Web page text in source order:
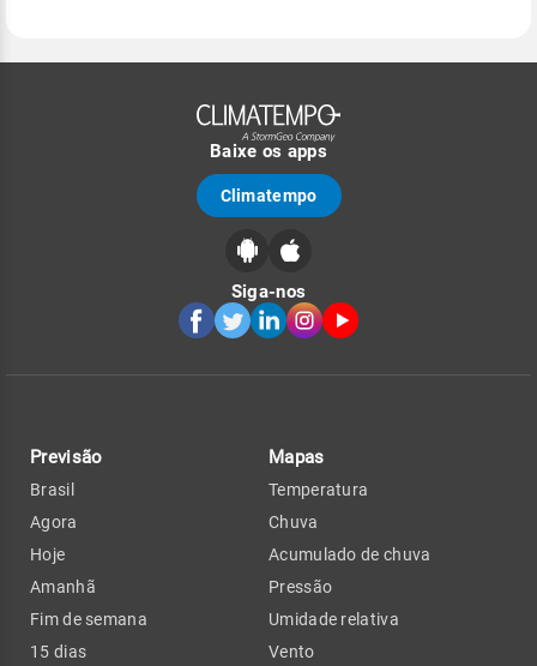
Baixe os apps
Climatempo
Siga-nos
Previsão
Brasil
Agora
Hoje
Amanhã
Fim de semana
15 dias
Mapas
Temperatura
Chuva
Acumulado de chuva
Pressão
Umidade relativa
Vento